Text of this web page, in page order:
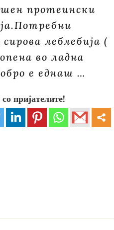
протеински
леблебија (
во ладна
е еднаш …
пријателите!